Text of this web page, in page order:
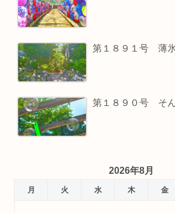
第１８９１号 薄
第１８９０号 そ
2026年8月
月 火 水 木 金